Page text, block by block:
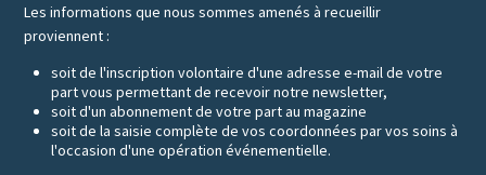
Les informations que nous sommes amenés à recueillir
proviennent :
soit de l'inscription volontaire d'une adresse e-mail de votre
part vous permettant de recevoir notre newsletter,
soit d'un abonnement de votre part au magazine
soit de la saisie complète de vos coordonnées par vos soins à
l'occasion d'une opération événementielle.